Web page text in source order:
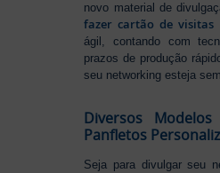
novo material de
fazer cartão de visitas
ágil, contando com
prazos de produção
seu networking esteja
Diversos
Panfletos
Seja para divulgar seu